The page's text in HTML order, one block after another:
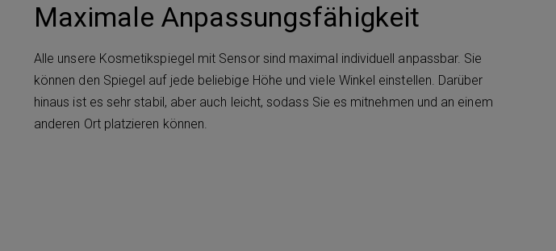
Maximale Anpassungsfähigkeit
Alle unsere Kosmetikspiegel mit Sensor sind maximal individuell anpassbar. Sie
können den Spiegel auf jede beliebige Höhe und viele Winkel einstellen. Darüber
hinaus ist es sehr stabil, aber auch leicht, sodass Sie es mitnehmen und an einem
anderen Ort platzieren können.